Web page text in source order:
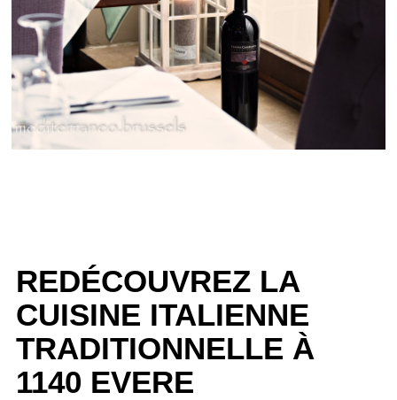
REDÉCOUVREZ LA
CUISINE ITALIENNE
TRADITIONNELLE À
1140 EVERE